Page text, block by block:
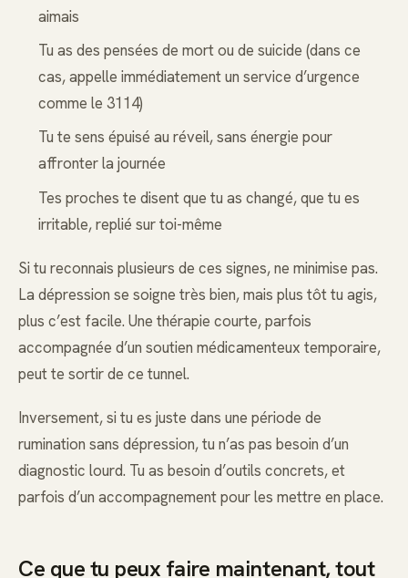
aimais
Tu as des pensées de mort ou de suicide (dans ce
cas, appelle immédiatement un service d’urgence
comme le 3114)
Tu te sens épuisé au réveil, sans énergie pour
affronter la journée
Tes proches te disent que tu as changé, que tu es
irritable, replié sur toi-même
Si tu reconnais plusieurs de ces signes, ne minimise pas.
La dépression se soigne très bien, mais plus tôt tu agis,
plus c’est facile. Une thérapie courte, parfois
accompagnée d’un soutien médicamenteux temporaire,
peut te sortir de ce tunnel.
Inversement, si tu es juste dans une période de
rumination sans dépression, tu n’as pas besoin d’un
diagnostic lourd. Tu as besoin d’outils concrets, et
parfois d’un accompagnement pour les mettre en place.
Ce que tu peux faire maintenant, tout